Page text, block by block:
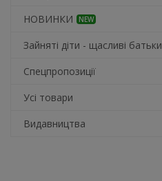
НОВИНКИ
NEW
Зайняті діти - щасливі батьки
Спецпропозиції
Усі товари
Видавництва